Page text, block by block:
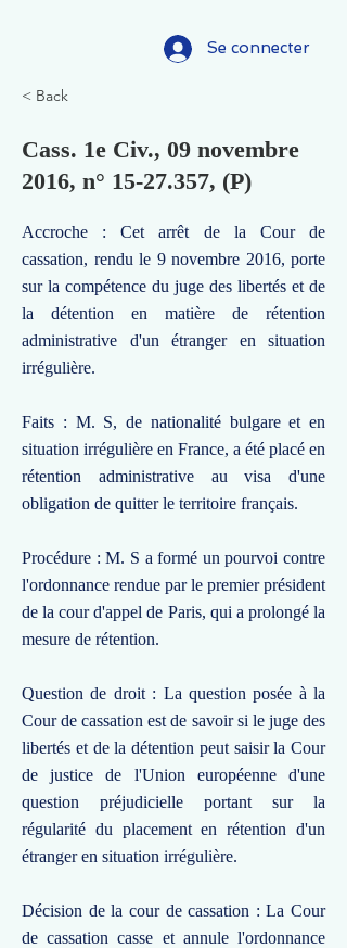
Se connecter
< Back
Cass. 1e Civ., 09 novembre
2016, n° 15-27.357, (P)
Accroche : Cet arrêt de la Cour de
cassation, rendu le 9 novembre 2016, porte
sur la compétence du juge des libertés et de
la détention en matière de rétention
administrative d'un étranger en situation
irrégulière.
Faits : M. S, de nationalité bulgare et en
situation irrégulière en France, a été placé en
rétention administrative au visa d'une
obligation de quitter le territoire français.
Procédure : M. S a formé un pourvoi contre
l'ordonnance rendue par le premier président
de la cour d'appel de Paris, qui a prolongé la
mesure de rétention.
Question de droit : La question posée à la
Cour de cassation est de savoir si le juge des
libertés et de la détention peut saisir la Cour
de justice de l'Union européenne d'une
question préjudicielle portant sur la
régularité du placement en rétention d'un
étranger en situation irrégulière.
Décision de la cour de cassation : La Cour
de cassation casse et annule l'ordonnance